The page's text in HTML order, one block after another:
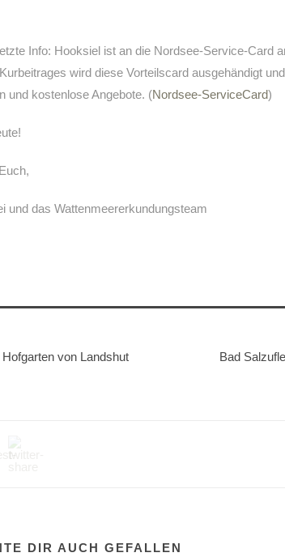
Info: Hooksiel ist an die Nordsee-Service-Card
wird diese Vorteilscard ausgehändigt
und kostenlose Angebote. (Nordsee-ServiceCard)
und das Wattenmeererkundungsteam
von Landshut Bad
DIR AUCH GEFALLEN